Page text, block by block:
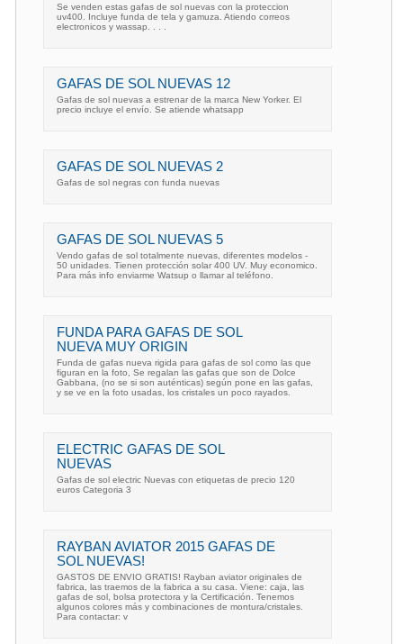
Se venden estas gafas de sol nuevas con la proteccion
uv400. Incluye funda de tela y gamuza. Atiendo correos
electronicos y wassap. . . .
GAFAS DE SOL NUEVAS 12
Gafas de sol nuevas a estrenar de la marca New Yorker. El
precio incluye el envío. Se atiende whatsapp
GAFAS DE SOL NUEVAS 2
Gafas de sol negras con funda nuevas
GAFAS DE SOL NUEVAS 5
Vendo gafas de sol totalmente nuevas, diferentes modelos -
50 unidades. Tienen protección solar 400 UV. Muy economico.
Para más info enviarme Watsup o llamar al teléfono.
FUNDA PARA GAFAS DE SOL
NUEVA MUY ORIGIN
Funda de gafas nueva rigida para gafas de sol como las que
figuran en la foto, Se regalan las gafas que son de Dolce
Gabbana, (no se si son auténticas) según pone en las gafas,
y se ve en la foto usadas, los cristales un poco rayados.
ELECTRIC GAFAS DE SOL
NUEVAS
Gafas de sol electric Nuevas con etiquetas de precio 120
euros Categoria 3
RAYBAN AVIATOR 2015 GAFAS DE
SOL NUEVAS!
GASTOS DE ENVIO GRATIS! Rayban aviator originales de
fabrica, las traemos de la fabrica a su casa. Viene: caja, las
gafas de sol, bolsa protectora y la Certificación. Tenemos
algunos colores más y combinaciones de montura/cristales.
Para contactar: v